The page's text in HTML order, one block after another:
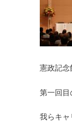
憲政記念
第一回目
我らキャ